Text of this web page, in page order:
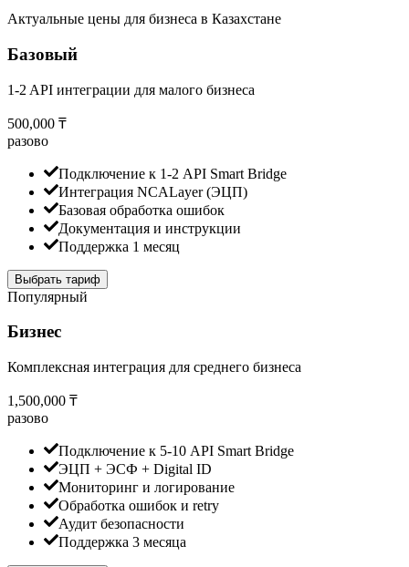
Актуальные цены для бизнеса в Казахстане
Базовый
1-2 API интеграции для малого бизнеса
500,000 ₸
разово
Подключение к 1-2 API Smart Bridge
Интеграция NCALayer (ЭЦП)
Базовая обработка ошибок
Документация и инструкции
Поддержка 1 месяц
Выбрать тариф
Популярный
Бизнес
Комплексная интеграция для среднего бизнеса
1,500,000 ₸
разово
Подключение к 5-10 API Smart Bridge
ЭЦП + ЭСФ + Digital ID
Мониторинг и логирование
Обработка ошибок и retry
Аудит безопасности
Поддержка 3 месяца